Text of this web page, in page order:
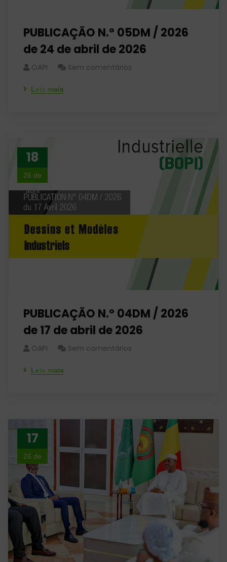
PUBLICAÇÃO N.º 05DM / 2026
de 24 de abril de 2026
OAPI Sem comentários
Leia mais
18
26 de
abril
PUBLICAÇÃO N.º 04DM / 2026
de 17 de abril de 2026
OAPI Sem comentários
Leia mais
17
26 de
abril